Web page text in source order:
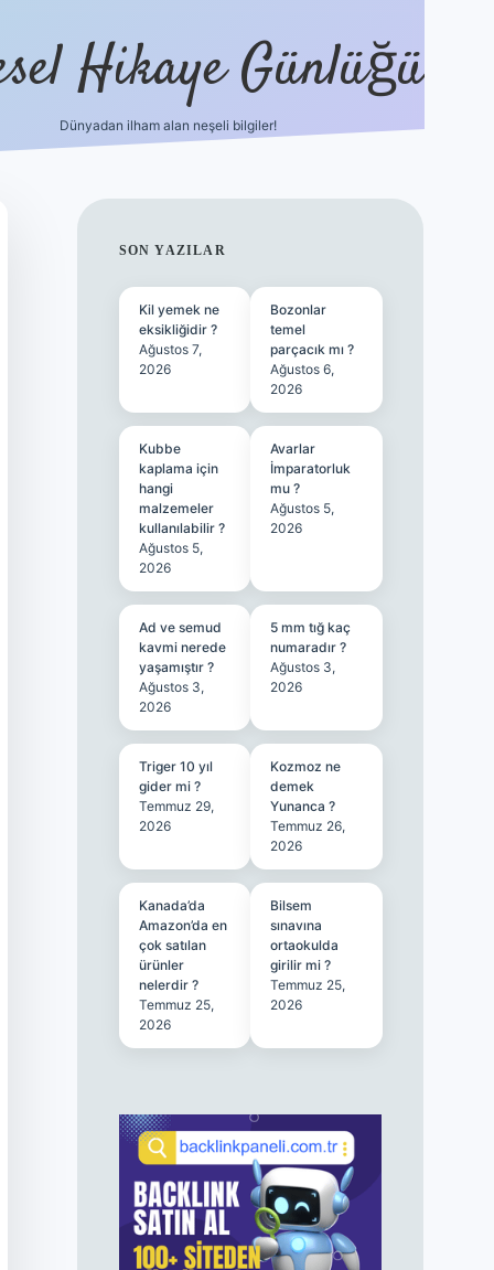
Hikaye Günlüğü
Dünyadan ilham alan neşeli bilgiler!
SIDEBAR
SON YAZILAR
Kil yemek ne
eksikliğidir ?
Ağustos 7,
2026
Bozonlar
temel
parçacık mı ?
Ağustos 6,
2026
Kubbe
kaplama için
hangi
malzemeler
kullanılabilir ?
Ağustos 5,
2026
Avarlar
İmparatorluk
mu ?
Ağustos 5,
2026
Ad ve semud
kavmi nerede
yaşamıştır ?
Ağustos 3,
2026
5 mm tığ kaç
numaradır ?
Ağustos 3,
2026
Triger 10 yıl
gider mi ?
Temmuz 29,
2026
Kozmoz ne
demek
Yunanca ?
Temmuz 26,
2026
Kanada’da
Amazon’da en
çok satılan
ürünler
nelerdir ?
Temmuz 25,
2026
Bilsem
sınavına
ortaokulda
girilir mi ?
Temmuz 25,
2026
betexper güvenilir mi